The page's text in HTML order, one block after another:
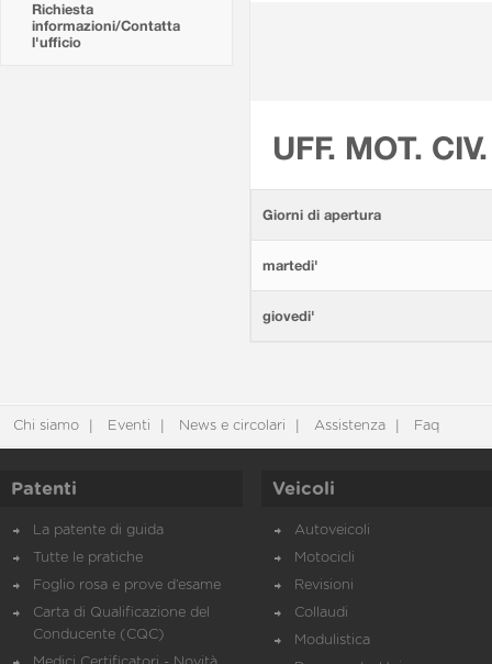
Richiesta
informazioni/Contatta
l'ufficio
UFF. MOT.
Giorni di apertura
martedi'
giovedi'
Chi siamo Eventi News e circolari Assistenza Faq
Patenti
La patente di guida
Tutte le pratiche
Foglio rosa e prove d’esame
Carta di Qualificazione del
Conducente (CQC)
Veicoli
Autoveicoli
Motocicli
Revisioni
Collaudi
Modulistica